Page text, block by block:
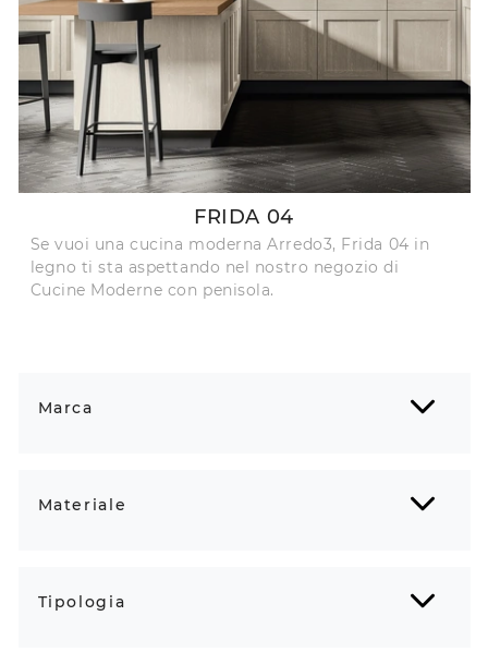
Marca
Materiale
Tipologia
FRIDA 04
Se vuoi una cucina moderna Arredo3, Frida 04 in
legno ti sta aspettando nel nostro negozio di
Cucine Moderne con penisola.